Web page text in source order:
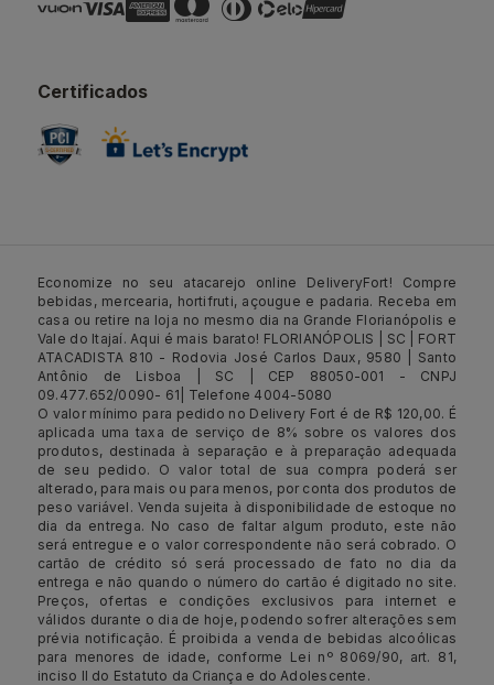
Certificados
Economize no seu atacarejo online DeliveryFort! Compre
bebidas, mercearia, hortifruti, açougue e padaria. Receba em
casa ou retire na loja no mesmo dia na Grande Florianópolis e
Vale do Itajaí. Aqui é mais barato! FLORIANÓPOLIS | SC | FORT
ATACADISTA 810 - Rodovia José Carlos Daux, 9580 | Santo
Antônio de Lisboa | SC | CEP 88050-001 - CNPJ
09.477.652/0090- 61| Telefone 4004-5080
O valor mínimo para pedido no Delivery Fort é de R$ 120,00. É
aplicada uma taxa de serviço de 8% sobre os valores dos
produtos, destinada à separação e à preparação adequada
de seu pedido. O valor total de sua compra poderá ser
alterado, para mais ou para menos, por conta dos produtos de
peso variável. Venda sujeita à disponibilidade de estoque no
dia da entrega. No caso de faltar algum produto, este não
será entregue e o valor correspondente não será cobrado. O
cartão de crédito só será processado de fato no dia da
entrega e não quando o número do cartão é digitado no site.
Preços, ofertas e condições exclusivos para internet e
válidos durante o dia de hoje, podendo sofrer alterações sem
prévia notificação. É proibida a venda de bebidas alcoólicas
para menores de idade, conforme Lei nº 8069/90, art. 81,
inciso II do Estatuto da Criança e do Adolescente.